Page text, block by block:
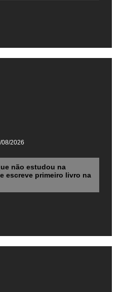
08/2026
não estudou na
escreve primeiro livro na